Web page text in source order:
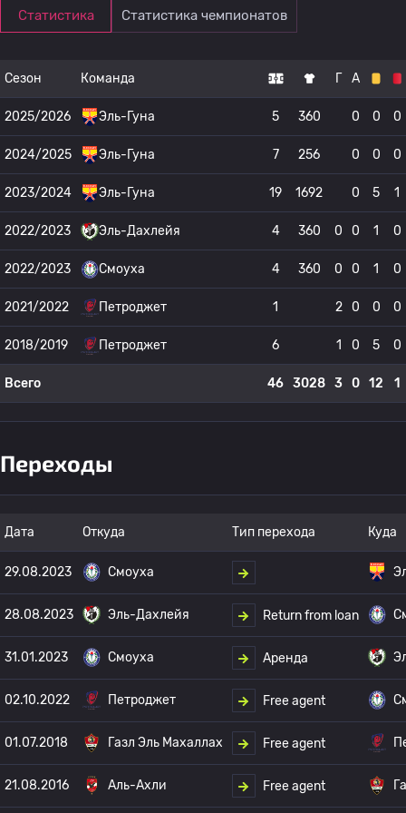
Статистика Статистика чемпионатов
Сезон Команда Г А
2025/2026 Эль-Гуна 5 360 0 0 0
2024/2025 Эль-Гуна 7 256 0 0 0
2023/2024 Эль-Гуна 19 1692 0 5 1
2022/2023 Эль-Дахлейя 4 360 0 0 1 0
2022/2023 Смоуха 4 360 0 0 1 0
2021/2022 Петроджет 1 2 0 0 0
2018/2019 Петроджет 6 1 0 5 0
Всего 46 3028 3 0 12 1
Переходы
Дата Откуда Тип перехода Куда
29.08.2023 Смоуха
28.08.2023 Эль-Дахлейя Return from loan
31.01.2023 Смоуха Аренда
02.10.2022 Петроджет Free agent
01.07.2018 Газл Эль Махаллах Free agent
21.08.2016 Аль-Ахли Free agent